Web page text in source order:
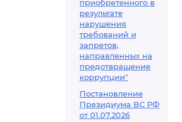
приобретенного в
результате
нарушения
требований и
запретов,
направленных на
предотвращение
коррупции"
Постановление
Президиума ВС РФ
от 01.07.2026